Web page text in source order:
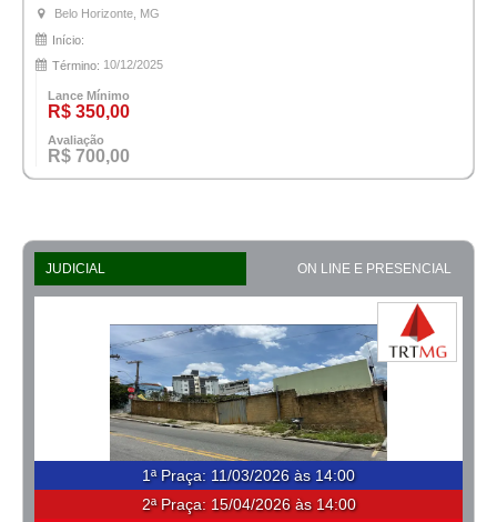
Belo Horizonte, MG
Início:
Término: 10/12/2025
Lance Mínimo
R$ 350,00
Avaliação
R$ 700,00
JUDICIAL ON LINE E PRESENCIAL
1ª Praça: 11/03/2026 às 14:00
2ª Praça: 15/04/2026 às 14:00